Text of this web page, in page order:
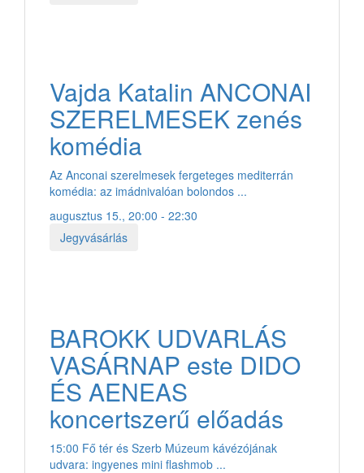
Vajda Katalin ANCONAI
SZERELMESEK zenés
komédia
Az Anconai szerelmesek fergeteges mediterrán
komédia: az imádnivalóan bolondos ...
augusztus 15., 20:00 - 22:30
Jegyvásárlás
BAROKK UDVARLÁS
VASÁRNAP este DIDO
ÉS AENEAS
koncertszerű előadás
15:00 Fő tér és Szerb Múzeum kávézójának
udvara: ingyenes mini flashmob ...